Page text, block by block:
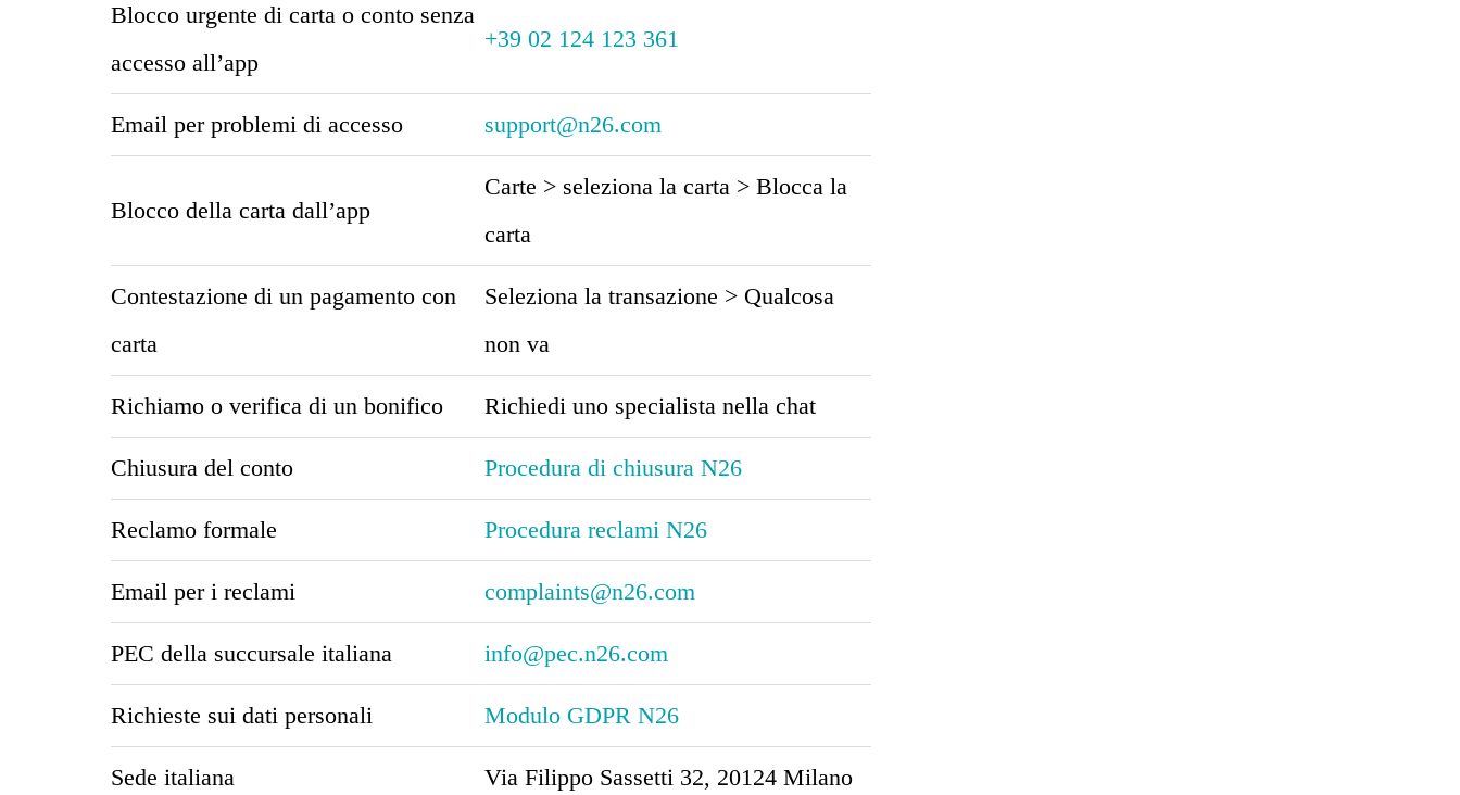
Blocco urgente di carta o conto senza
accesso all’app
+39 02 124 123 361
Email per problemi di accesso support@n26.com
Blocco della carta dall’app
Carte > seleziona la carta > Blocca la
carta
Contestazione di un pagamento con
carta
Seleziona la transazione > Qualcosa
non va
Richiamo o verifica di un bonifico Richiedi uno specialista nella chat
Chiusura del conto Procedura di chiusura N26
Reclamo formale Procedura reclami N26
Email per i reclami complaints@n26.com
PEC della succursale italiana info@pec.n26.com
Richieste sui dati personali Modulo GDPR N26
Sede italiana Via Filippo Sassetti 32, 20124 Milano